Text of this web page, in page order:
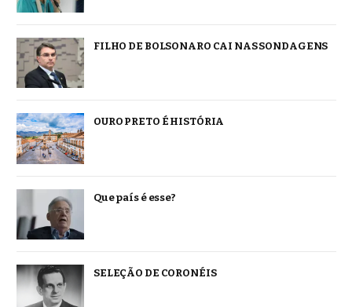
FILHO DE BOLSONARO CAI NAS SONDAGENS
OURO PRETO É HISTÓRIA
Que país é esse?
SELEÇÃO DE CORONÉIS